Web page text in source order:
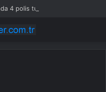
4 polis tutuklandı